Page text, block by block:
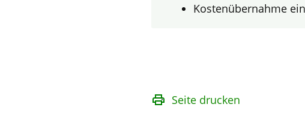
Kostenübernahme
Seite drucken